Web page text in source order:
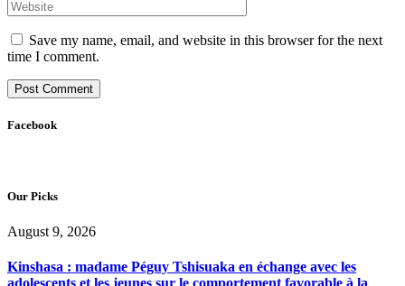
Save my name, email, and website in this browser for the next
time I comment.
Facebook
Our Picks
August 9, 2026
Kinshasa : madame Péguy Tshisuaka en échange avec les